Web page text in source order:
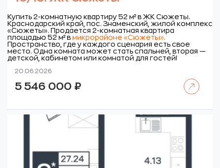
Купить 2-комнатную квартиру 52 м² в ЖК Сюжеты.
Краснодарский край, пос. Знаменский, жилой комплекс
«Сюжеты». Продается 2-комнатная квартира
площадью 52 м² в микрорайоне «Сюжеты».
Пространство, где у каждого сценария есть свое
место. Одна комната может стать спальней, вторая —
детской, кабинетом или комнатой для гостей!
20.06.2026
5 546 000 ₽